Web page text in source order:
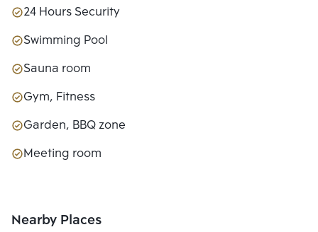
24 Hours Security
Swimming Pool
Sauna room
Gym, Fitness
Garden, BBQ zone
Meeting room
Nearby Places